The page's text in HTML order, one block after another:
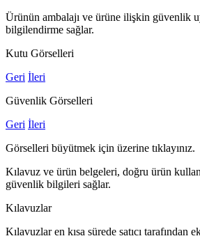
Ürünün ambalajı ve ürüne ilişkin güvenlik
bilgilendirme sağlar.
Kutu Görselleri
Geri İleri
Güvenlik Görselleri
Geri İleri
Görselleri büyütmek için üzerine tıklayınız.
Kılavuz ve ürün belgeleri, doğru ürün
güvenlik bilgileri sağlar.
Kılavuzlar
Kılavuzlar en kısa sürede satıcı tarafından